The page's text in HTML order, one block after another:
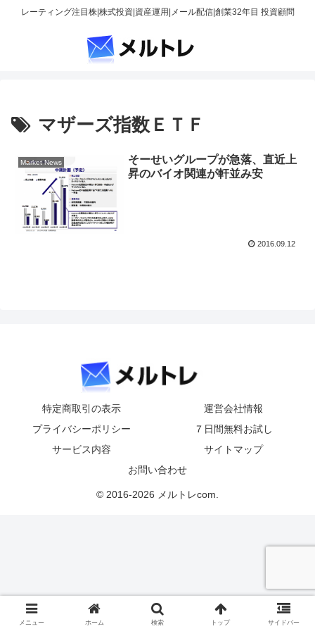
レーティング注目株|株式投資|資産運用|メール配信|創業32年目 投資顧問
マザーズ指数ＥＴＦ
Market News
そーせいグループが急落、直近上
昇のバイオ関連が軒並み安
2016.09.12
特定商取引の表示
運営会社情報
プライバシーポリシー
７日間無料お試し
サービス内容
サイトマップ
お問い合わせ
© 2016-2026 メルトレcom.
メニュー ホーム 検索 トップ サイドバー